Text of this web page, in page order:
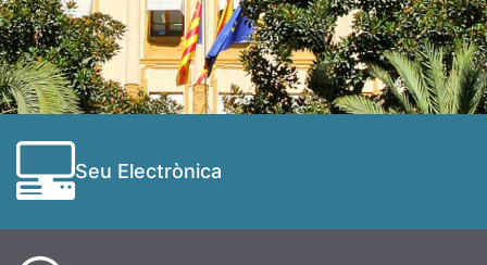
Seu Electrònica